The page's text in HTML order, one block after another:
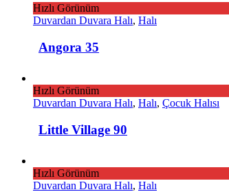
Hızlı Görünüm
Duvardan Duvara Halı, Halı
Angora 35
Hızlı Görünüm
Duvardan Duvara Halı, Halı, Çocuk Halısı
Little Village 90
Hızlı Görünüm
Duvardan Duvara Halı, Halı